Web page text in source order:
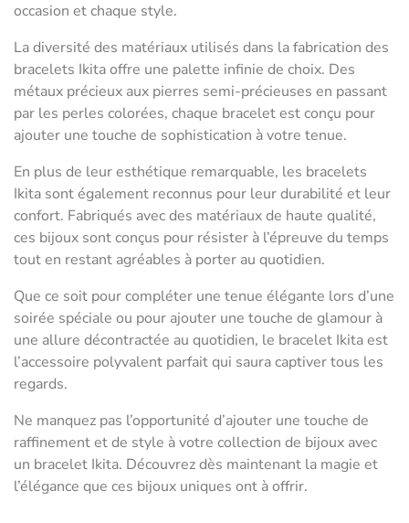
occasion et chaque style.
La diversité des matériaux utilisés dans la fabrication des
bracelets Ikita offre une palette infinie de choix. Des
métaux précieux aux pierres semi-précieuses en passant
par les perles colorées, chaque bracelet est conçu pour
ajouter une touche de sophistication à votre tenue.
En plus de leur esthétique remarquable, les bracelets
Ikita sont également reconnus pour leur durabilité et leur
confort. Fabriqués avec des matériaux de haute qualité,
ces bijoux sont conçus pour résister à l’épreuve du temps
tout en restant agréables à porter au quotidien.
Que ce soit pour compléter une tenue élégante lors d’une
soirée spéciale ou pour ajouter une touche de glamour à
une allure décontractée au quotidien, le bracelet Ikita est
l’accessoire polyvalent parfait qui saura captiver tous les
regards.
Ne manquez pas l’opportunité d’ajouter une touche de
raffinement et de style à votre collection de bijoux avec
un bracelet Ikita. Découvrez dès maintenant la magie et
l’élégance que ces bijoux uniques ont à offrir.